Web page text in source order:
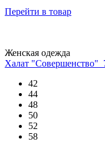
Перейти в товар
Женская одежда
Халат
42
44
48
50
52
58